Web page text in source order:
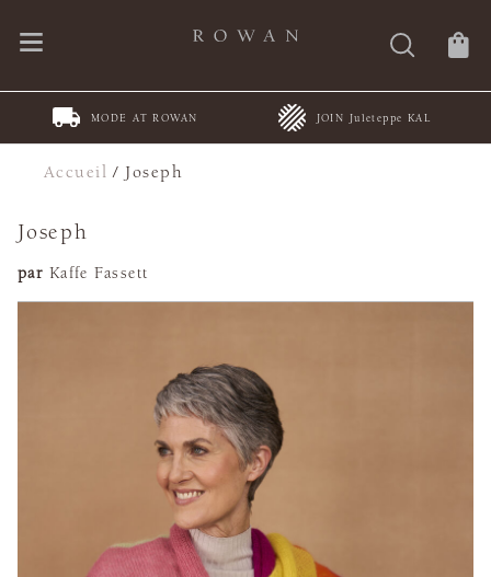
MODE AT ROWAN JOIN Juleteppe KAL
Accueil / Joseph
Joseph
par Kaffe Fassett